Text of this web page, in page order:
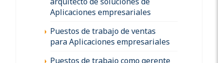
Aplicaciones empresariales
Puestos de trabajo de ventas
para Aplicaciones empresariales
Puestos de trabajo como gerente